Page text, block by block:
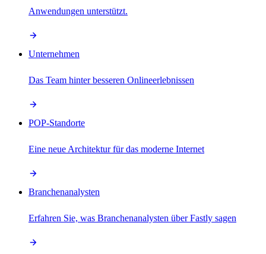
Anwendungen unterstützt.
Unternehmen
Das Team hinter besseren Onlineerlebnissen
POP-Standorte
Eine neue Architektur für das moderne Internet
Branchenanalysten
Erfahren Sie, was Branchenanalysten über Fastly sagen